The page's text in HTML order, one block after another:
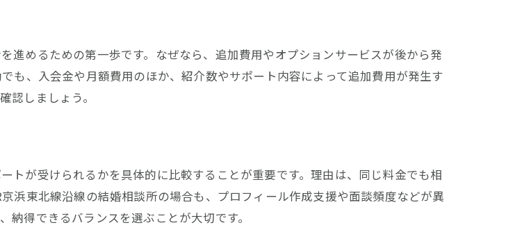
進めるための第一歩です。なぜなら、追加費用やオプションサービスが後から発
も、入会金や月額費用のほか、紹介数やサポート内容によって追加費用が発生す
認しましょう。
トが受けられるかを具体的に比較することが重要です。理由は、同じ料金でも相
浜東北線沿線の結婚相談所の場合も、プロフィール作成支援や面談頻度などが異
得できるバランスを選ぶことが大切です。